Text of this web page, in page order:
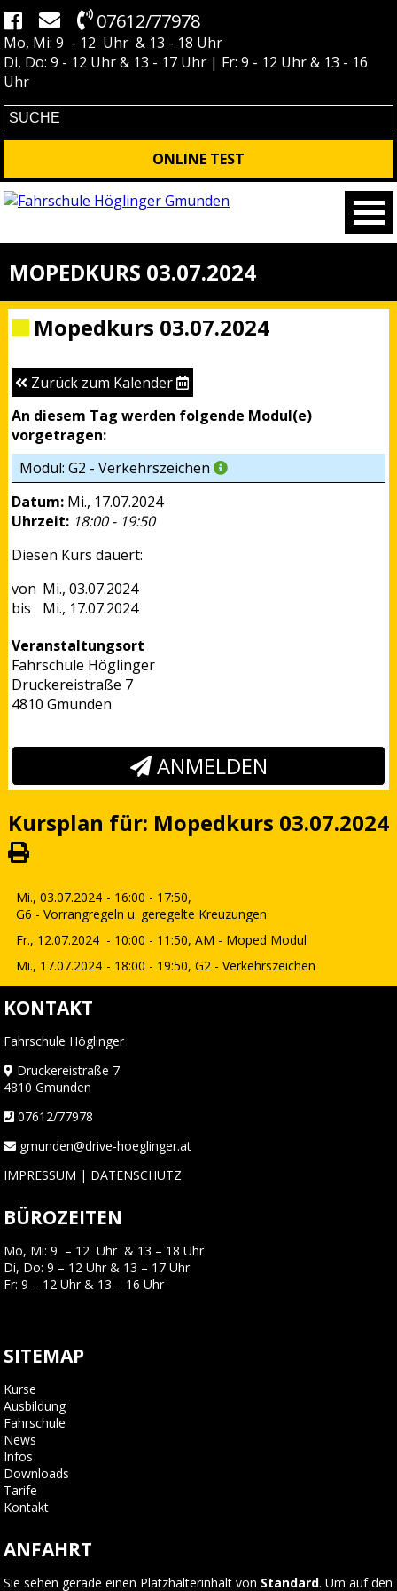
07612/77978
Mo, Mi: 9 - 12 Uhr & 13 - 18 Uhr
Di, Do: 9 - 12 Uhr & 13 - 17 Uhr | Fr: 9 - 12 Uhr & 13 - 16
Uhr
ONLINE TEST
MOPEDKURS 03.07.2024
Mopedkurs 03.07.2024
Zurück zum Kalender
An diesem Tag werden folgende Modul(e)
vorgetragen:
Modul: G2 - Verkehrszeichen
Datum: Mi., 17.07.2024
Uhrzeit: 18:00 - 19:50
Diesen Kurs dauert:
Mi., 03.07.2024
Mi., 17.07.2024
Veranstaltungsort
Fahrschule Höglinger
Druckereistraße 7
4810 Gmunden
ANMELDEN
Kursplan für: Mopedkurs 03.07.2024
Mi., 03.07.2024 - 16:00 - 17:50,
G6 - Vorrangregeln u. geregelte Kreuzungen
Fr., 12.07.2024 - 10:00 - 11:50, AM - Moped Modul
Mi., 17.07.2024 - 18:00 - 19:50, G2 - Verkehrszeichen
KONTAKT
Fahrschule Höglinger
Druckereistraße 7
4810 Gmunden
07612/77978
gmunden@drive-hoeglinger.at
IMPRESSUM | DATENSCHUTZ
BÜROZEITEN
Mo, Mi: 9 – 12 Uhr & 13 – 18 Uhr
Di, Do: 9 – 12 Uhr & 13 – 17 Uhr
Fr: 9 – 12 Uhr & 13 – 16 Uhr
SITEMAP
Kurse
Ausbildung
Fahrschule
News
Infos
Downloads
Tarife
Kontakt
ANFAHRT
Sie sehen gerade einen Platzhalterinhalt von Standard. Um auf den